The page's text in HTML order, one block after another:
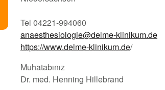
Tel 04221-994060
anaesthesiologie@delme-klinikum.de
https://www.delme-klinikum.de/
Muhatabınız
Dr. med. Henning Hillebrand